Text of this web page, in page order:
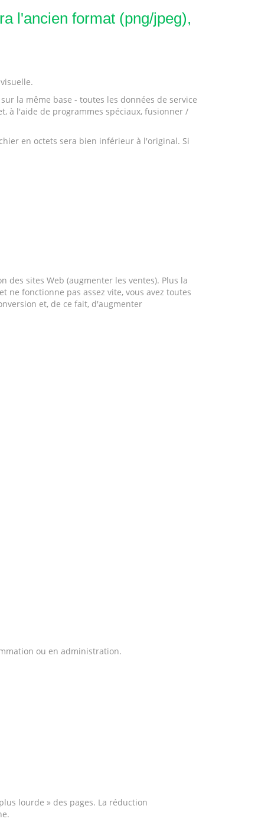
l'ancien format (png/jpeg),
la même base - toutes les données de service
à l'aide de programmes spéciaux, fusionner /
en octets sera bien inférieur à l'original. Si
sites Web (augmenter les ventes). Plus la
fonctionne pas assez vite, vous avez toutes
et, de ce fait, d'augmenter
ou en administration.
lourde » des pages. La réduction